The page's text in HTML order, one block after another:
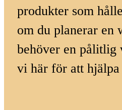
produkter som
om du planerar en
behöver en pålitlig
vi här för att